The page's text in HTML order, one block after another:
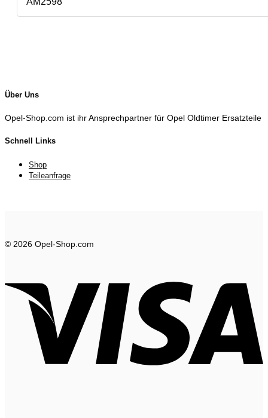
Über Uns
Opel-Shop.com ist ihr Ansprechpartner für Opel Oldtimer Ersatzteile
Schnell Links
Shop
Teileanfrage
© 2026 Opel-Shop.com